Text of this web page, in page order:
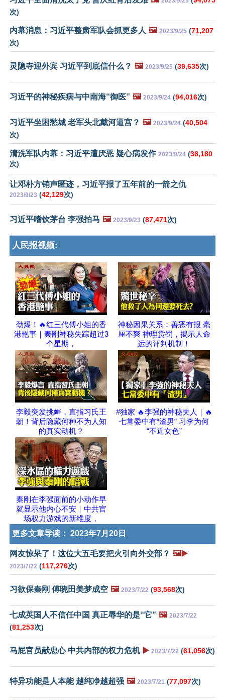
次)
内幕消息：习近平整肃军队会抓更多人 🖼️ 2023/9/25 (71,207
次)
灵隐寺迎外宾 习近平到底信什么？ 🖼️ 2023/9/25 (39,635次)
习近平的神秘疾病与中南海“御医” 🖼️ 2023/9/24 (94,016次)
习近平坐困愁城 老军头北戴河逼宫？ 🖼️ 2023/9/24 (40,504
次)
清洗军队内幕：习近平遭厌恶 疑心病发作 2023/9/24 (38,180
次)
让邓朴方销声匿迹，习近平报了五年前的一箭之仇
2023/9/23 (42,129次)
习近平嗜饮茅台 李强拍马 🖼️ 2023/9/23 (87,471次)
人民报视频:
劲爆！🔥红三代傅小姐的香
港艳事｜秦刚神秘失踪超过3
个星期，
神秘因果关系：善恶有报 毫
厘不爽 神理赏罚，揭示人命
运的评判机制！
李毅突发挑衅，直指习氏王
朝！背后隐藏何种不为人知
的真实动机？
#独家 🔥李强的神秘夫人｜🔥
七常委中有“渣男” 习李为何
“不近女色”
秦刚在李强面前的小动作早
就显示他内心不安｜中共官
场权力游戏的新维度，
更多文章导读： 2023年7月20日
网友惊呆了！这位大五毛要把火引向外交部？ 🖼️▶️
2023/7/22 (117,276次)
习欲保秦刚 傅晓田美梦成空 🖼️ 2023/7/22 (93,568次)
七成英国人不信任中国 真正辱华的是“它” 🖼️ 2023/7/22
(81,253次)
马屁官员献忠心 中共内部的权力危机 ▶️ 2023/7/22 (61,056次)
特异功能是人本能 越纯净越超强 🖼️ 2023/7/21 (77,097次)